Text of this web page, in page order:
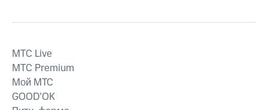
MTС Live
MTС Premium
Мой МТС
GOOD’OK